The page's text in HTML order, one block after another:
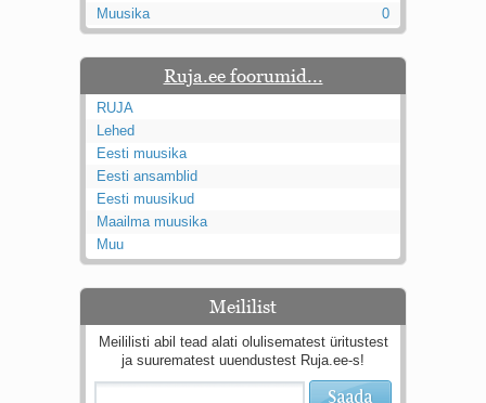
Muusika
0
Ruja.ee foorumid...
RUJA
Lehed
Eesti muusika
Eesti ansamblid
Eesti muusikud
Maailma muusika
Muu
Meililist
Meililisti abil tead alati olulisematest üritustest
ja suurematest uuendustest Ruja.ee-s!